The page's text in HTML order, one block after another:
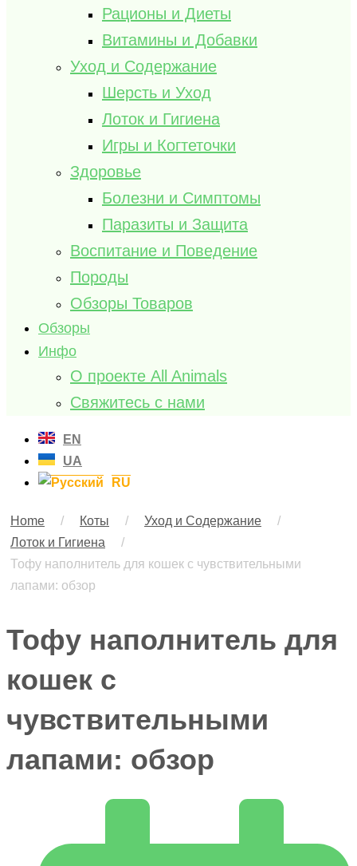
Рационы и Диеты
Витамины и Добавки
Уход и Содержание
Шерсть и Уход
Лоток и Гигиена
Игры и Когтеточки
Здоровье
Болезни и Симптомы
Паразиты и Защита
Воспитание и Поведение
Породы
Обзоры Товаров
Обзоры
Инфо
О проекте All Animals
Свяжитесь с нами
EN
UA
RU
Home / Коты / Уход и Содержание
/
Лоток и Гигиена
/
Тофу наполнитель для кошек с чувствительными
лапами: обзор
Тофу наполнитель для
кошек с
чувствительными
лапами: обзор